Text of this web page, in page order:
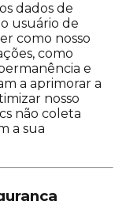
dados de
usuário de
como nosso
como
e
a aprimorar a
nosso
não coleta
a sua